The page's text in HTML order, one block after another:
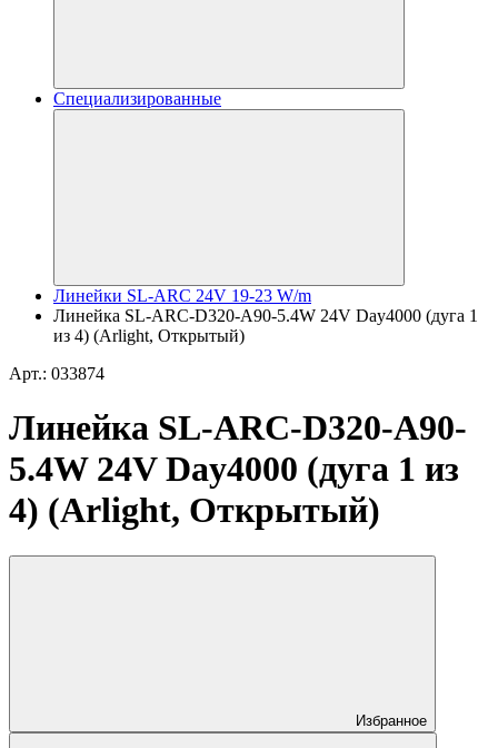
Специализированные
Линейки SL-ARC 24V 19-23 W/m
Линейка SL-ARC-D320-A90-5.4W 24V Day4000 (дуга 1
из 4) (Arlight, Открытый)
Арт.: 033874
Линейка SL-ARC-D320-A90-
5.4W 24V Day4000 (дуга 1 из
4) (Arlight, Открытый)
Избранное